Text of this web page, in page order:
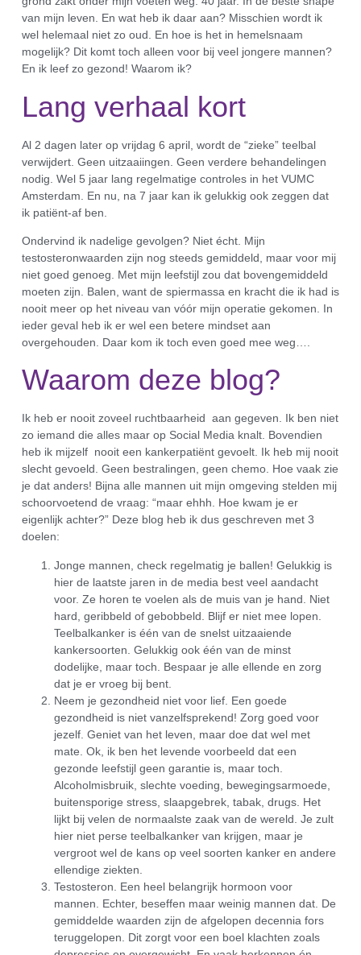
van mijn leven. En wat heb ik daar aan? Misschien wordt ik
wel helemaal niet zo oud. En hoe is het in hemelsnaam
mogelijk? Dit komt toch alleen voor bij veel jongere mannen?
En ik leef zo gezond! Waarom ik?
Lang verhaal kort
Al 2 dagen later op vrijdag 6 april, wordt de “zieke” teelbal
verwijdert. Geen uitzaaiingen. Geen verdere behandelingen
nodig. Wel 5 jaar lang regelmatige controles in het VUMC
Amsterdam. En nu, na 7 jaar kan ik gelukkig ook zeggen dat
ik patiënt-af ben.
Ondervind ik nadelige gevolgen? Niet écht. Mijn
testosteronwaarden zijn nog steeds gemiddeld, maar voor mij
niet goed genoeg. Met mijn leefstijl zou dat bovengemiddeld
moeten zijn. Balen, want de spiermassa en kracht die ik had is
nooit meer op het niveau van vóór mijn operatie gekomen. In
ieder geval heb ik er wel een betere mindset aan
overgehouden. Daar kom ik toch even goed mee weg….
Waarom deze blog?
Ik heb er nooit zoveel ruchtbaarheid aan gegeven. Ik ben niet
zo iemand die alles maar op Social Media knalt. Bovendien
heb ik mijzelf nooit een kankerpatiënt gevoelt. Ik heb mij nooit
slecht gevoeld. Geen bestralingen, geen chemo. Hoe vaak zie
je dat anders! Bijna alle mannen uit mijn omgeving stelden mij
schoorvoetend de vraag: “maar ehhh. Hoe kwam je er
eigenlijk achter?” Deze blog heb ik dus geschreven met 3
doelen:
Jonge mannen, check regelmatig je ballen! Gelukkig is
hier de laatste jaren in de media best veel aandacht
voor. Ze horen te voelen als de muis van je hand. Niet
hard, geribbeld of gebobbeld. Blijf er niet mee lopen.
Teelbalkanker is één van de snelst uitzaaiende
kankersoorten. Gelukkig ook één van de minst
dodelijke, maar toch. Bespaar je alle ellende en zorg
dat je er vroeg bij bent.
Neem je gezondheid niet voor lief. Een goede
gezondheid is niet vanzelfsprekend! Zorg goed voor
jezelf. Geniet van het leven, maar doe dat wel met
mate. Ok, ik ben het levende voorbeeld dat een
gezonde leefstijl geen garantie is, maar toch.
Alcoholmisbruik, slechte voeding, bewegingsarmoede,
buitensporige stress, slaapgebrek, tabak, drugs. Het
lijkt bij velen de normaalste zaak van de wereld. Je zult
hier niet perse teelbalkanker van krijgen, maar je
vergroot wel de kans op veel soorten kanker en andere
ellendige ziekten.
Testosteron. Een heel belangrijk hormoon voor
mannen. Echter, beseffen maar weinig mannen dat. De
gemiddelde waarden zijn de afgelopen decennia fors
teruggelopen. Dit zorgt voor een boel klachten zoals